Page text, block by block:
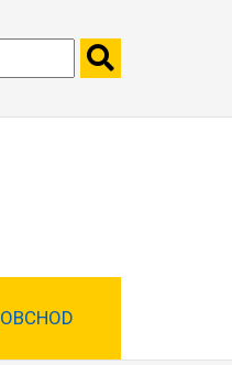
OBCHOD